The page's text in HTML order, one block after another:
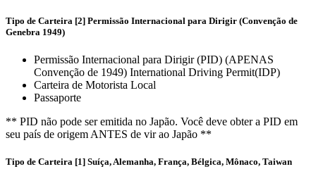
Tipo de Carteira [2] Permissão Internacional para Dirigir (Convenção de
Genebra 1949)
Permissão Internacional para Dirigir (PID) (APENAS
Convenção de 1949) International Driving Permit(IDP)
Carteira de Motorista Local
Passaporte
** PID não pode ser emitida no Japão. Você deve obter a PID em
seu país de origem ANTES de vir ao Japão **
Tipo de Carteira [1] Suíça, Alemanha, França, Bélgica, Mônaco, Taiwan